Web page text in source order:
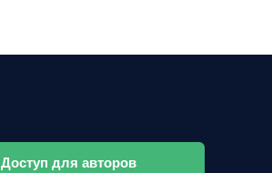
Доступ для авторов